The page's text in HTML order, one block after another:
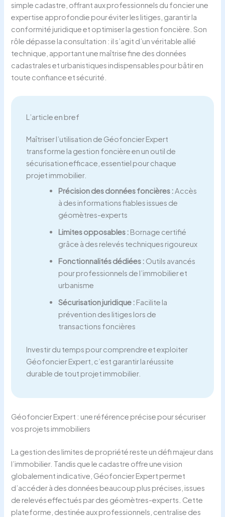
simple cadastre, offrant aux professionnels du foncier une
expertise approfondie pour éviter les litiges, garantir la
conformité juridique et optimiser la gestion foncière. Son
rôle dépasse la consultation : il s’agit d’un véritable allié
technique, apportant une maîtrise fine des données
cadastrales et urbanistiques indispensables pour bâtir en
toute confiance et sécurité.
L’article en bref
Maîtriser l’utilisation de Géofoncier Expert
transforme la gestion foncière en un outil de
sécurisation efficace, essentiel pour chaque
projet immobilier.
Précision des données foncières :Accès
à des informations fiables issues de
géomètres-experts
Limites opposables : Bornage certifié
grâce à des relevés techniques rigoureux
Fonctionnalités dédiées : Outils avancés
pour professionnels de l’immobilier et
urbanisme
Sécurisation juridique : Facilite la
prévention des litiges lors de
transactions foncières
Investir du temps pour comprendre et exploiter
Géofoncier Expert, c’est garantir la réussite
durable de tout projet immobilier.
Géofoncier Expert : une référence précise pour sécuriser
vos projets immobiliers
La gestion des limites de propriété reste un défi majeur dans
l’immobilier. Tandis que le cadastre offre une vision
globalement indicative, Géofoncier Expert permet
d’accéder à des données beaucoup plus précises, issues
de relevés effectués par des géomètres-experts. Cette
plateforme, destinée aux professionnels, centralise des